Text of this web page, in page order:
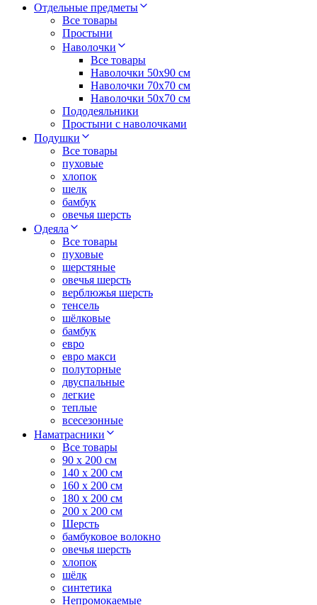
Отдельные предметы
Все товары
Простыни
Наволочки
Все товары
Наволочки 50x90 см
Наволочки 70x70 cм
Наволочки 50х70 см
Пододеяльники
Простыни с наволочками
Подушки
Все товары
пуховые
хлопок
шелк
бамбук
овечья шерсть
Одеяла
Все товары
пуховые
шерстяные
овечья шерсть
верблюжья шерсть
тенсель
шёлковые
бамбук
евро
евро макси
полуторные
двуспальные
легкие
теплые
всесезонные
Наматрасники
Все товары
90 x 200 см
140 x 200 см
160 x 200 см
180 x 200 см
200 x 200 см
Шерсть
бамбуковое волокно
овечья шерсть
хлопок
шёлк
синтетика
Непромокаемые